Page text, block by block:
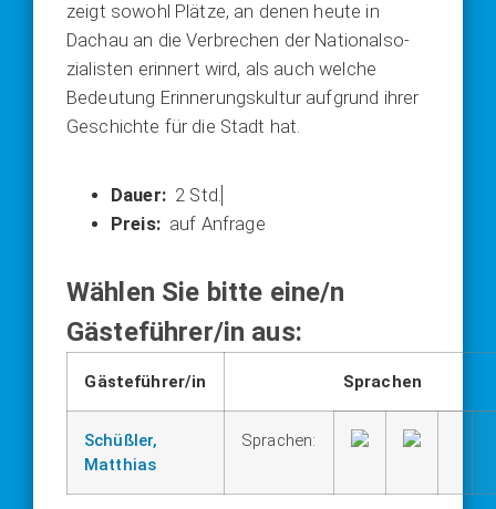
zeigt sowohl Plät­ze, an denen heu­te in
Dach­au an die Ver­bre­chen der Natio­nal­so­
zia­lis­ten erin­nert wird, als auch wel­che
Bedeu­tung Erin­ne­rungs­kul­tur auf­grund ihrer
Geschich­te für die Stadt hat.
2 Std.
auf Anfrage
Wählen Sie bitte eine/n
Gästeführer/in aus:
Gästeführer/in Sprachen
Schüßler,
Matthias
Sprachen: